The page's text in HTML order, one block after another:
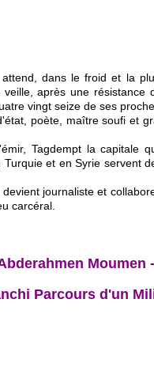
dans le froid et la
après une
vingt seize de ses
poète, maître soufi et
Tagdempt la capitale
et en Syrie servent
journaliste et
carcéral.
Moumen
Parcours d'un